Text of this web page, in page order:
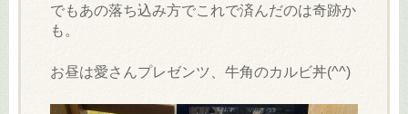
でもあの落ち込み方でこれで済んだのは奇跡か
も。
お昼は愛さんプレゼンツ、牛角のカルビ丼(^^)